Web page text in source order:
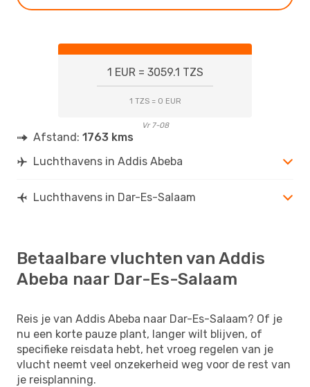
1 EUR = 3059.1 TZS
1 TZS = 0 EUR
Vr 7-08
Afstand: 1763 kms
Luchthavens in Addis Abeba
Luchthavens in Dar-Es-Salaam
Betaalbare vluchten van Addis
Abeba naar Dar-Es-Salaam
Reis je van Addis Abeba naar Dar-Es-Salaam? Of je
nu een korte pauze plant, langer wilt blijven, of
specifieke reisdata hebt, het vroeg regelen van je
vlucht neemt veel onzekerheid weg voor de rest van
je reisplanning.